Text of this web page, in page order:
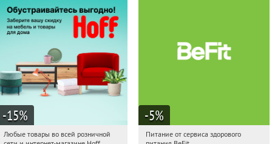
-15%
14:38:24 Получили:
Любые товары во всей розничной
-5%
14:38:24
Получи первым!
Питание от сервиса здорового